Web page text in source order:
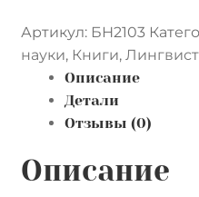
биографический
словарь.
Бетанкуръ
Бякстеръ
Артикул: БН2103
науки, Книги,
Описание
Детали
Отзывы (0)
Описание